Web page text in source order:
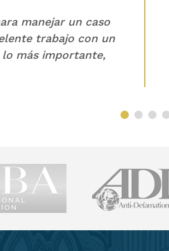
manejar un caso
trabajo con un
lo más importante,